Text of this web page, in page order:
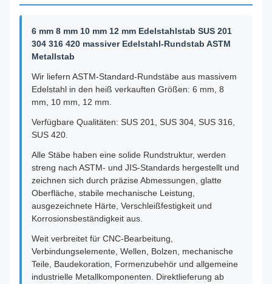
6 mm 8 mm 10 mm 12 mm Edelstahlstab SUS 201
304 316 420 massiver Edelstahl-Rundstab ASTM
Metallstab
Wir liefern ASTM-Standard-Rundstäbe aus massivem
Edelstahl in den heiß verkauften Größen: 6 mm, 8
mm, 10 mm, 12 mm.
Verfügbare Qualitäten: SUS 201, SUS 304, SUS 316,
SUS 420.
Alle Stäbe haben eine solide Rundstruktur, werden
streng nach ASTM- und JIS-Standards hergestellt und
zeichnen sich durch präzise Abmessungen, glatte
Oberfläche, stabile mechanische Leistung,
ausgezeichnete Härte, Verschleißfestigkeit und
Korrosionsbeständigkeit aus.
Weit verbreitet für CNC-Bearbeitung,
Verbindungselemente, Wellen, Bolzen, mechanische
Teile, Baudekoration, Formenzubehör und allgemeine
industrielle Metallkomponenten. Direktlieferung ab